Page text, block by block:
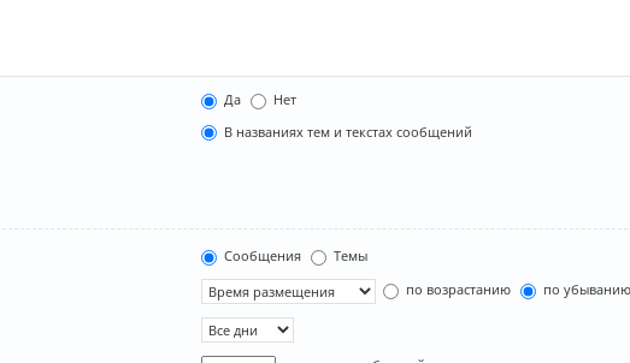
Да
Нет
В названиях тем и текстах сообщений
Сообщения
Темы
по возрастанию по убыванию